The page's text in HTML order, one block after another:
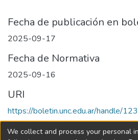
Fecha de publicación en
2025-09-17
Fecha de Normativa
2025-09-16
URI
https://boletin.unc.edu.ar/handle/
Collections
We collect and process your personal